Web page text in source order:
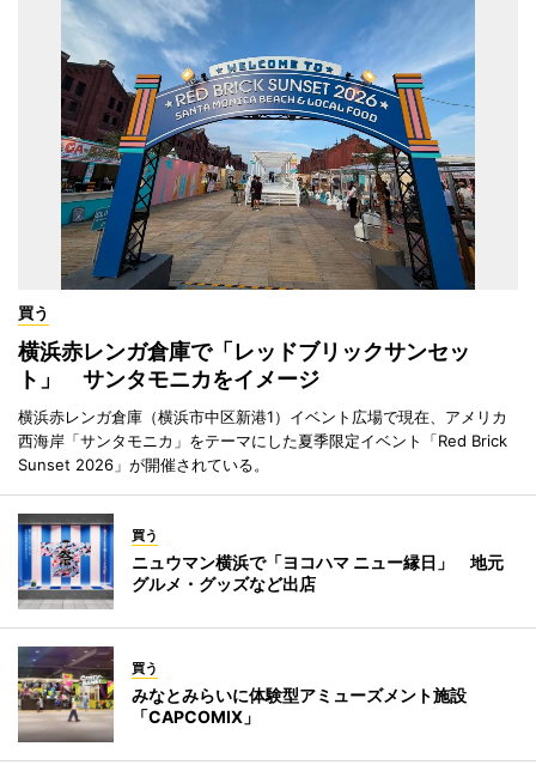
買う
横浜赤レンガ倉庫で「レッドブリックサンセッ
ト」 サンタモニカをイメージ
横浜赤レンガ倉庫（横浜市中区新港1）イベント広場で現在、アメリカ
西海岸「サンタモニカ」をテーマにした夏季限定イベント「Red Brick
Sunset 2026」が開催されている。
買う
ニュウマン横浜で「ヨコハマ ニュー縁日」 地元
グルメ・グッズなど出店
買う
みなとみらいに体験型アミューズメント施設
「CAPCOMIX」